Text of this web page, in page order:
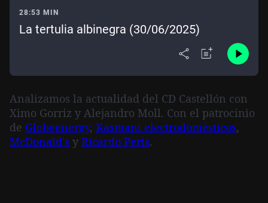
28:53 MIN
La tertulia albinegra (30/06/2025)
Analizamos la actualidad del CD Castellón con
Ximo Gorriz y Alejandro Moll. Con el patrocinio
de Globeenergy, Kasmani electrodomésticos,
McDonald's y Ricardo Peris.